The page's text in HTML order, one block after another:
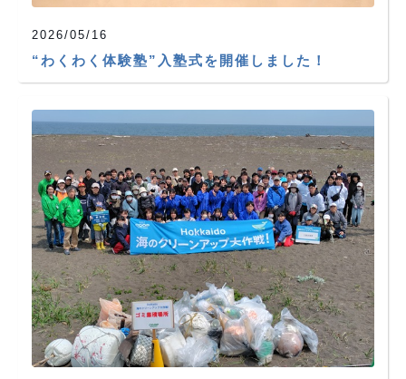
2026/05/16
“わくわく体験塾”入塾式を開催しました！